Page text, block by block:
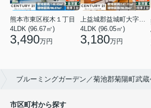
熊本市東区桜木１丁目
4LDK (96.67㎡)
3,490万円
上益城郡益城町大字広崎
4LDK (96.05㎡)
3,180万円
ブルーミングガーデン／菊池郡菊陽町武
市区町村から探す